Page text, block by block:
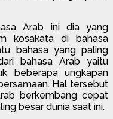
Arab ini dia yang
kosakata di bahasa
bahasa yang paling
bahasa Arab yaitu
beberapa ungkapan
Hal tersebut
berkembang cepat
besar dunia saat ini.